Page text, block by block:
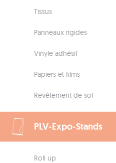
Tissus
Panneaux rigides
Vinyle adhésif
Papiers et films
Revêtement de sol
PLV-Expo-Stands
Roll up